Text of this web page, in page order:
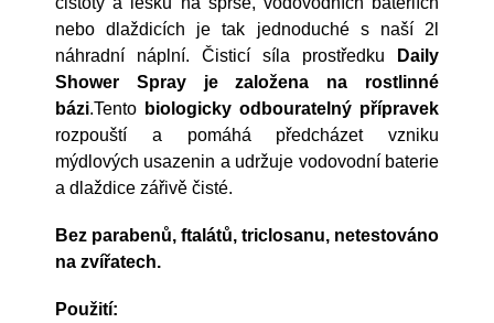
nebo dlaždicích je tak jednoduché s naší 2l
náhradní náplní. Čisticí síla prostředku
Daily
Shower Spray je založena
na rostlinné
bázi.Tento biologicky odbouratelný přípravek
rozpouští a pomáhá předcházet vzniku
mýdlových usazenin a udržuje vodovodní baterie
a dlaždice zářivě čisté.
Bez parabenů, ftal átů, triclosanu, netestováno
na zvířatech.
Použití: